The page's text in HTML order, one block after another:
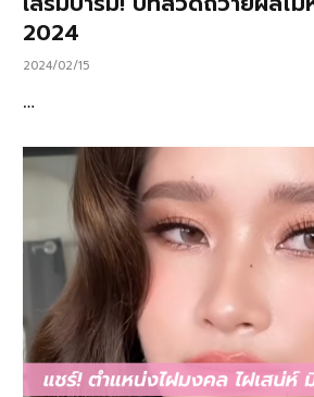
2024
2024/02/15
…